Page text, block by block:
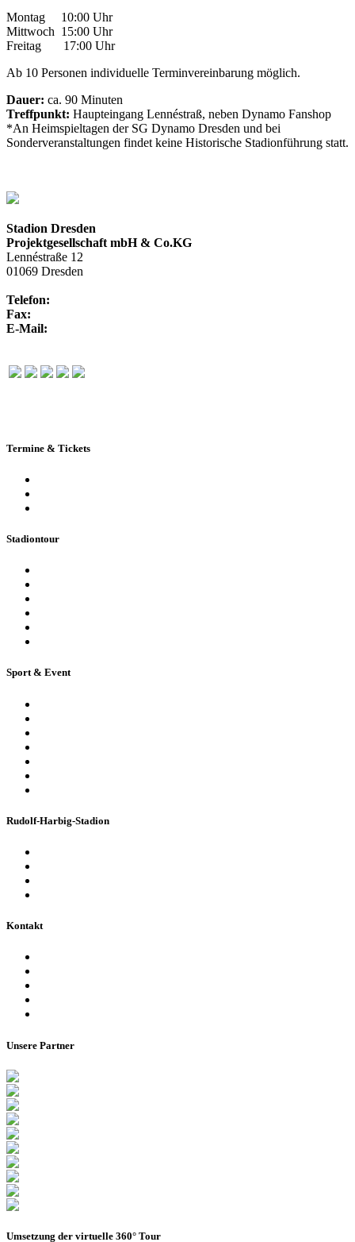
Montag 10:00 Uhr
Mittwoch 15:00 Uhr
Freitag 17:00 Uhr
Ab 10 Personen individuelle Terminvereinbarung möglich.
Dauer: ca. 90 Minuten
Treffpunkt: Haupteingang Lennéstraß, neben Dynamo Fanshop
*An Heimspieltagen der SG Dynamo Dresden und bei
Sonderveranstaltungen findet keine Historische Stadionführung statt.
Stadion Dresden
Projektgesellschaft mbH & Co.KG
Lennéstraße 12
01069 Dresden
Telefon:
Fax:
E-Mail:
Termine & Tickets
Stadiontour
Sport & Event
Rudolf-Harbig-Stadion
Kontakt
Unsere Partner
Umsetzung der virtuelle 360° Tour